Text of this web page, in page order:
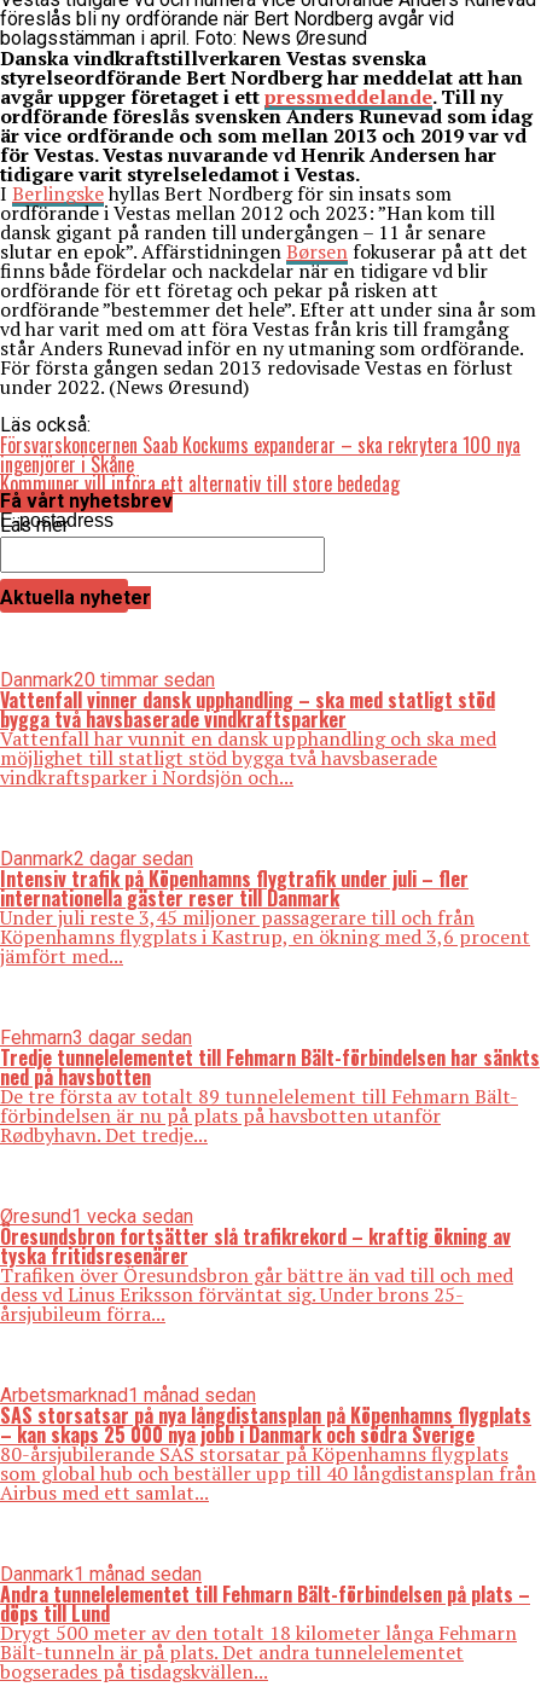
föreslås bli ny ordförande när Bert Nordberg avgår vid
bolagsstämman i april. Foto: News Øresund
Danska vindkraftstillverkaren Vestas svenska
styrelseordförande Bert Nordberg har meddelat att han
avgår uppger företaget i ettpressmeddelande. Till ny
ordförande föreslås svensken Anders Runevad som idag
är vice ordförande och som mellan 2013 och 2019 var vd
för Vestas. Vestas nuvarande vd Henrik Andersen har
tidigare varit styrelseledamot i Vestas.
I Berlingskehyllas Bert Nordberg för sin insats som
ordförande i Vestas mellan 2012 och 2023: ”Han kom till
dansk gigant på randen till undergången – 11 år senare
slutar en epok”. AffärstidningenBørsenfokuserar på att det
finns både fördelar och nackdelar när en tidigare vd blir
ordförande för ett företag och pekar på risken att
ordförande ”bestemmer det hele”. Efter att under sina år som
vd har varit med om att föra Vestas från kris till framgång
står Anders Runevad inför en ny utmaning som ordförande.
För första gången sedan 2013 redovisade Vestas en förlust
under 2022. (News Øresund)
Läs också:
Försvarskoncernen Saab Kockums expanderar – ska rekrytera 100 nya
ingenjörer i Skåne
Kommuner vill införa ett alternativ till store bededag
Läs mer
Få vårt nyhetsbrev
E-postadress
Aktuella nyheter
Danmark20 timmar sedan
Vattenfall vinner dansk upphandling – ska med statligt stöd
bygga två havsbaserade vindkraftsparker
Vattenfall har vunnit en dansk upphandling och ska med
möjlighet till statligt stöd bygga två havsbaserade
vindkraftsparker i Nordsjön och...
Danmark2 dagar sedan
Intensiv trafik på Köpenhamns flygtrafik under juli – fler
internationella gäster reser till Danmark
Under juli reste 3,45 miljoner passagerare till och från
Köpenhamns flygplats i Kastrup, en ökning med 3,6 procent
jämfört med...
Fehmarn3 dagar sedan
Tredje tunnelelementet till Fehmarn Bält-förbindelsen har sänkts
ned på havsbotten
De tre första av totalt 89 tunnelelement till Fehmarn Bält-
förbindelsen är nu på plats på havsbotten utanför
Rødbyhavn. Det tredje...
Øresund1 vecka sedan
Öresundsbron fortsätter slå trafikrekord – kraftig ökning av
tyska fritidsresenärer
Trafiken över Öresundsbron går bättre än vad till och med
dess vd Linus Eriksson förväntat sig. Under brons 25-
årsjubileum förra...
Arbetsmarknad1 månad sedan
SAS storsatsar på nya långdistansplan på Köpenhamns flygplats
– kan skaps 25 000 nya jobb i Danmark och södra Sverige
80-årsjubilerande SAS storsatar på Köpenhamns flygplats
som global hub och beställer upp till 40 långdistansplan från
Airbus med ett samlat...
Danmark1 månad sedan
Andra tunnelelementet till Fehmarn Bält-förbindelsen på plats –
döps till Lund
Drygt 500 meter av den totalt 18 kilometer långa Fehmarn
Bält-tunneln är på plats. Det andra tunnelelementet
bogserades på tisdagskvällen...